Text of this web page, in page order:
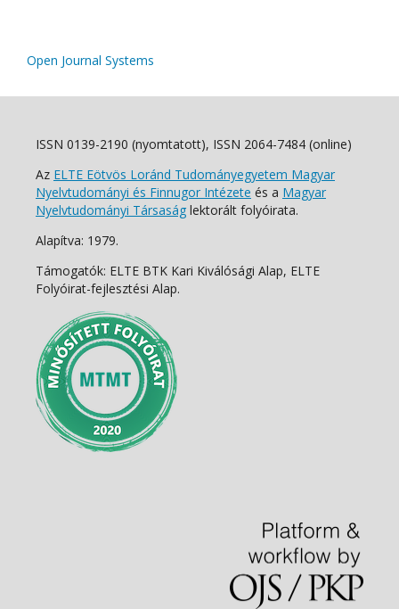
Open Journal Systems
ISSN 0139-2190 (nyomtatott), ISSN 2064-7484 (online)
Az ELTE Eötvös Loránd Tudományegyetem Magyar
Nyelvtudományi és Finnugor Intézete és a Magyar
Nyelvtudományi Társaság lektorált folyóirata.
Alapítva: 1979.
Támogatók: ELTE BTK Kari Kiválósági Alap, ELTE
Folyóirat-fejlesztési Alap.